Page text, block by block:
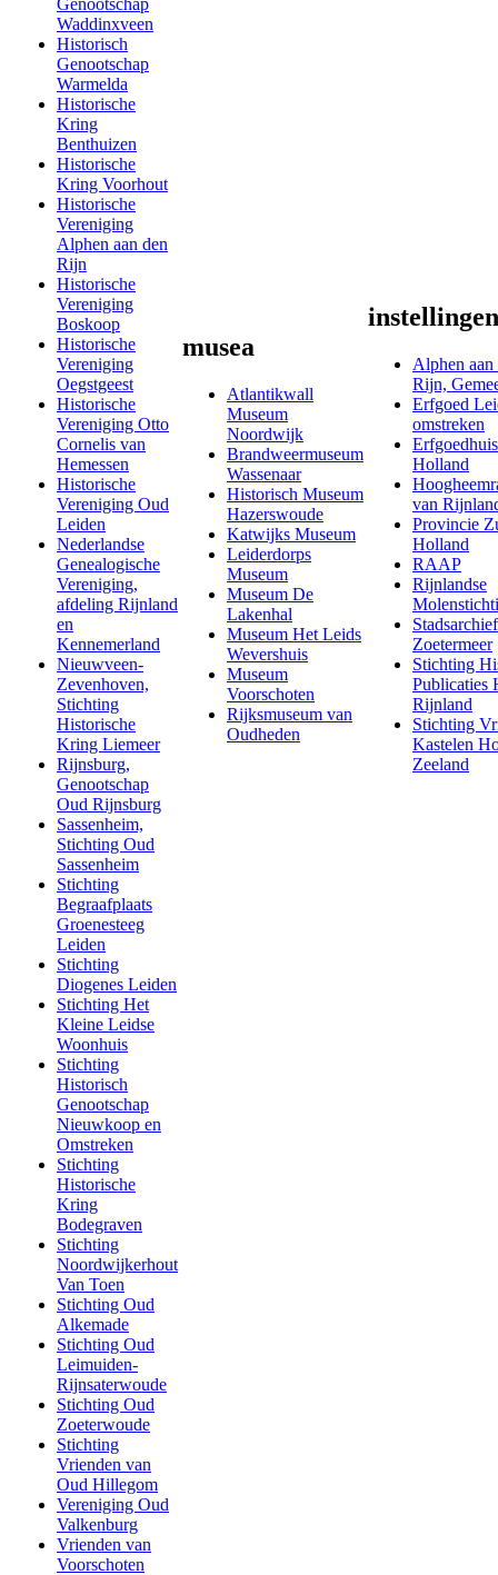
Waddinxveen
Historisch
Genootschap
Warmelda
Historische
Kring
Benthuizen
Historische
Kring Voorhout
Historische
Vereniging
Alphen aan den
Rijn
Historische
Vereniging
Boskoop
Historische
Vereniging
Oegstgeest
Historische
Vereniging Otto
Cornelis van
Hemessen
Historische
Vereniging Oud
Leiden
Nederlandse
Genealogische
Vereniging,
afdeling Rijnland
en
Kennemerland
Nieuwveen-
Zevenhoven,
Stichting
Historische
Kring Liemeer
Rijnsburg,
Genootschap
Oud Rijnsburg
Sassenheim,
Stichting Oud
Sassenheim
Stichting
Begraafplaats
Groenesteeg
Leiden
Stichting
Diogenes Leiden
Stichting Het
Kleine Leidse
Woonhuis
Stichting
Historisch
Genootschap
Nieuwkoop en
Omstreken
Stichting
Historische
Kring
Bodegraven
Stichting
Noordwijkerhout
Van Toen
Stichting Oud
Alkemade
Stichting Oud
Leimuiden-
Rijnsaterwoude
Stichting Oud
Zoeterwoude
Stichting
Vrienden van
Oud Hillegom
Vereniging Oud
Valkenburg
Vrienden van
Voorschoten
musea
Atlantikwall
Museum
Noordwijk
Brandweermuseum
Wassenaar
Historisch Museum
Hazerswoude
Katwijks Museum
Leiderdorps
Museum
Museum De
Lakenhal
Museum Het Leids
Wevershuis
Museum
Voorschoten
Rijksmuseum van
Oudheden
instellingen
Alphen aan
Rijn,
Erfgoed
omstreken
Holland
van
Provincie
Holland
RAAP
Rijnlandse
Stadsarchief
Zoetermeer
Stichting
Publicaties
Rijnland
Stichting
Kastelen
Zeeland